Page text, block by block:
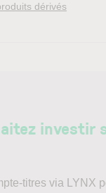
dérivés
investir
titres via LYNX